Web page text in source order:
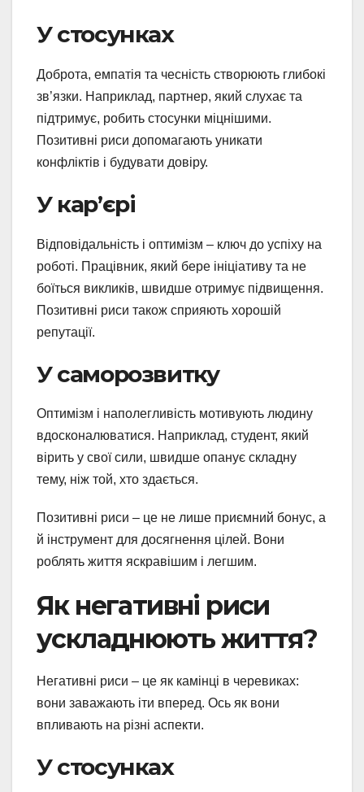
У стосунках
Доброта, емпатія та чесність створюють глибокі
зв’язки. Наприклад, партнер, який слухає та
підтримує, робить стосунки міцнішими.
Позитивні риси допомагають уникати
конфліктів і будувати довіру.
У кар’єрі
Відповідальність і оптимізм – ключ до успіху на
роботі. Працівник, який бере ініціативу та не
боїться викликів, швидше отримує підвищення.
Позитивні риси також сприяють хорошій
репутації.
У саморозвитку
Оптимізм і наполегливість мотивують людину
вдосконалюватися. Наприклад, студент, який
вірить у свої сили, швидше опанує складну
тему, ніж той, хто здається.
Позитивні риси – це не лише приємний бонус, а
й інструмент для досягнення цілей. Вони
роблять життя яскравішим і легшим.
Як негативні риси
ускладнюють життя?
Негативні риси – це як камінці в черевиках:
вони заважають іти вперед. Ось як вони
впливають на різні аспекти.
У стосунках